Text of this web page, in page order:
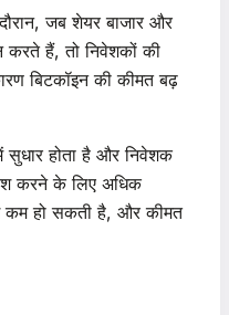
जब शेयर बाजार और
करते हैं, तो निवेशकों की
बिटकॉइन की कीमत बढ़
सुधार होता है और निवेशक
करने के लिए अधिक
कम हो सकती है, और कीमत